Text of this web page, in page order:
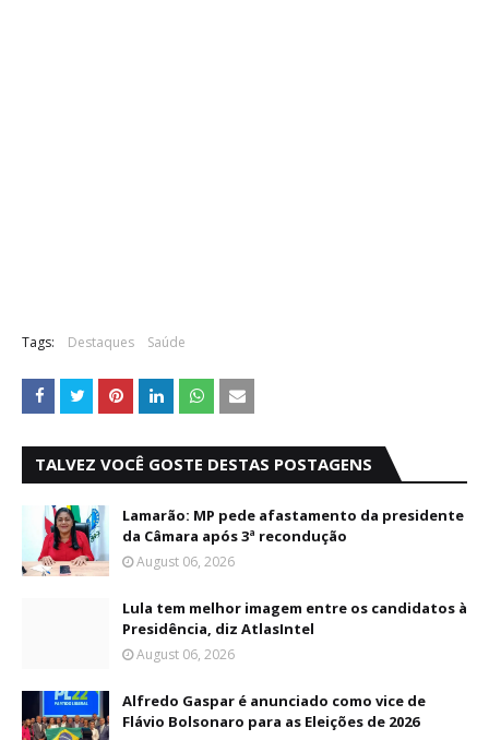
Tags: Destaques Saúde
TALVEZ VOCÊ GOSTE DESTAS POSTAGENS
Lamarão: MP pede afastamento da presidente
da Câmara após 3ª recondução
August 06, 2026
Lula tem melhor imagem entre os candidatos à
Presidência, diz AtlasIntel
August 06, 2026
Alfredo Gaspar é anunciado como vice de
Flávio Bolsonaro para as Eleições de 2026